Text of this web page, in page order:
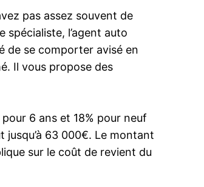
pas assez souvent de
l’agent auto
de se comporter avisé en
Il vous propose des
6 ans et 18% pour neuf
jusqu’à 63 000€. Le montant
sur le coût de revient du